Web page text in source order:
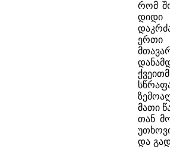
რომ
დიდი
ერთი
მათი
თან
და